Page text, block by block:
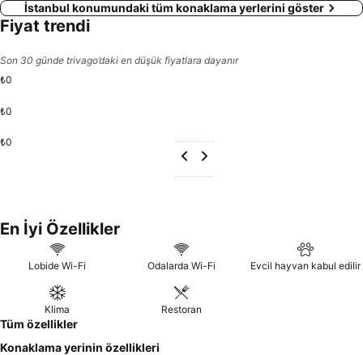
İstanbul konumundaki tüm konaklama yerlerini göster
Fiyat trendi
Son 30 günde trivago’daki en düşük fiyatlara dayanır
₺0
₺0
₺0
En İyi Özellikler
Lobide Wi-Fi Odalarda Wi-Fi Evcil hayvan kabul edilir
Klima Restoran
Tüm özellikler
Konaklama yerinin özellikleri